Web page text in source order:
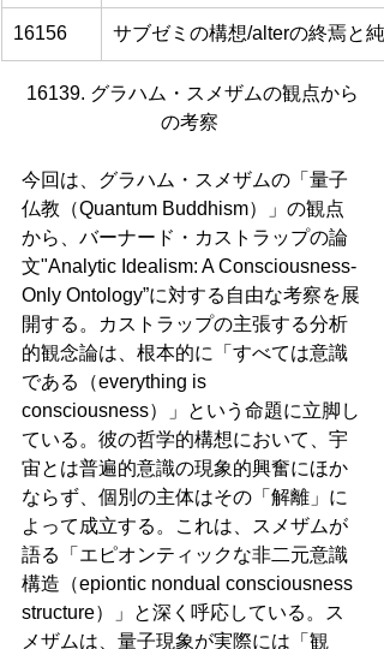
16156 サブゼミの構想/alterの終焉と純
16139. グラハム・スメザムの観点から
の考察
今回は、グラハム・スメザムの「量子
仏教（Quantum Buddhism）」の観点
から、バーナード・カストラップの論
文"Analytic Idealism: A Consciousness-
Only Ontology”に対する自由な考察を展
開する。カストラップの主張する分析
的観念論は、根本的に「すべては意識
である（everything is
consciousness）」という命題に立脚し
ている。彼の哲学的構想において、宇
宙とは普遍的意識の現象的興奮にほか
ならず、個別の主体はその「解離」に
よって成立する。これは、スメザムが
語る「エピオンティックな非二元意識
構造（epiontic nondual consciousness
structure）」と深く呼応している。ス
メザムは、量子現象が実際には「観